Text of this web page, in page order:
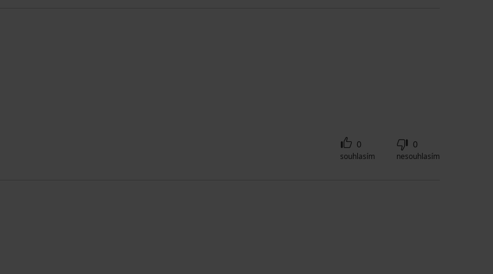
0
souhlasím
0
nesouhlasím